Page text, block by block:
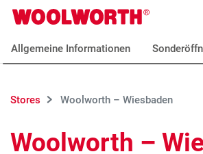
Zum Hauptinhalt
Woolworth GmbH
Allgemeine Informationen
Stores Woolworth – Wiesbaden
Woolworth –